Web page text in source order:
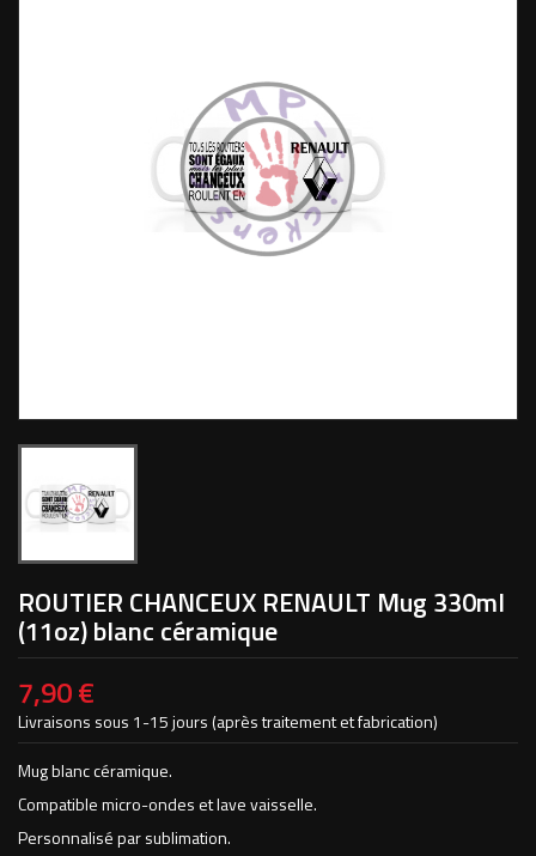
ROUTIER CHANCEUX RENAULT Mug 330ml
(11oz) blanc céramique
7,90 €
Livraisons sous 1-15 jours (après traitement et fabrication)
Mug blanc céramique.
Compatible micro-ondes et lave vaisselle.
Personnalisé par sublimation.